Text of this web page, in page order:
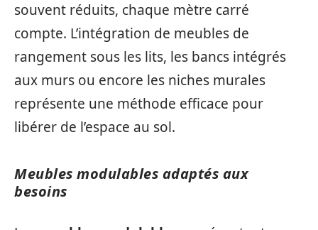
souvent réduits, chaque mètre carré
compte. L’intégration de meubles de
rangement sous les lits, les bancs intégrés
aux murs ou encore les niches murales
représente une méthode efficace pour
libérer de l’espace au sol.
Meubles modulables adaptés aux
besoins